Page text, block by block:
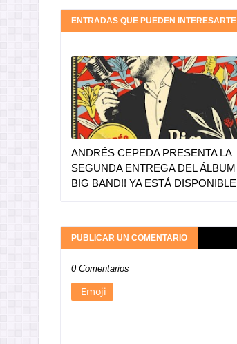
ENTRADAS QUE PUEDEN INTERESARTE
ANDRÉS CEPEDA PRESENTA LA
SEGUNDA ENTREGA DEL ÁLBUM
BIG BAND!! YA ESTÁ DISPONIBLE
PUBLICAR UN COMENTARIO
0 Comentarios
Emoji